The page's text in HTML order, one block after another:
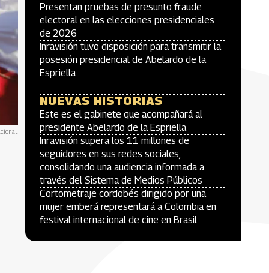
Presentan pruebas de presunto fraude
electoral en las elecciones presidenciales
de 2026
Inravisión tuvo disposición para transmitir la
posesión presidencial de Abelardo de la
Espriella
NUEVAS HISTORIAS
Este es el gabinete que acompañará al
presidente Abelardo de la Espriella
Inravisión supera los 11 millones de
seguidores en sus redes sociales,
consolidando una audiencia informada a
través del Sistema de Medios Públicos
Cortometraje cordobés dirigido por una
mujer emberá representará a Colombia en
festival internacional de cine en Brasil